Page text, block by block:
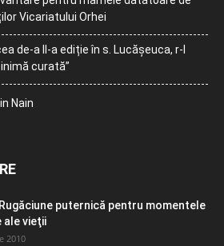
Vicariatului Orhei
de-a II-a ediție în s. Lucășeuca, r-l
curată”
Nain
puternică pentru momentele
ale vieţii
2010